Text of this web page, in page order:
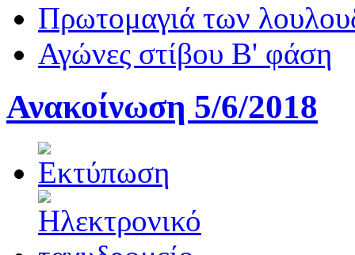
Πρωτομαγιά των
Αγώνες στίβου Β' φάση
Ανακοίνωση 5/6/2018